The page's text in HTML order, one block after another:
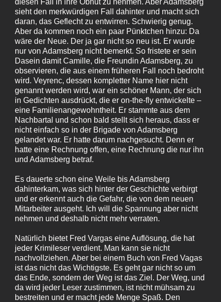
sieht den merkwürdigen Fall dahinter und macht sich
daran, das Geflecht zu entwirren. Schwierig genug.
Aber da kommen noch ein paar Pünktchen hinzu: Da
wäre der Neue. Der ja gar nicht so neu ist. Er wurde
nur von Adamsberg nicht bemerkt. So fristete er sein
Dasein damit Camille, die Freundin Adamsberg, zu
observieren, die aus einem früheren Fall noch bedroht
wird. Veyrenc, dessen kompletter Name hier nicht
genannt werden wird, war ein schöner Mann, der sich
in Gedichten ausdrückt, die er on-the-fly entwickelte –
eine Familienangewohntheit. Er stammte aus dem
Nachbartal und schon bald stellt sich heraus, dass er
nicht einfach so in der Brigade von Adamsberg
gelandet war. Er hatte darum nachgesucht. Denn er
hatte eine Rechnung offen, eine Rechnung die nur ihn
und Adamsberg betraf.
Es dauerte schon eine Weile bis Adamsberg
dahinterkam, was sich hinter der Geschichte verbirgt
und er erkennt auch die Gefahr, die von dem neuen
Mitarbeiter ausgeht. Ich will die Spannung aber nicht
nehmen und deshalb nicht mehr verraten.
Natürlich bietet Fred Vargas eine Auflösung, die hat
jeder Krimileser verdient. Man kann sie nicht
nachvollziehen. Aber bei einem Buch von Fred Vagas
ist das nicht das Wichtigste. Es geht gar nicht so um
das Ende, sondern der Weg ist das Ziel. Der Weg, und
da wird jeder Leser zustimmen, ist nicht mühsam zu
bestreiten und er macht jede Menge Spaß. Den